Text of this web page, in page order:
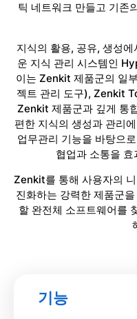
틱 네트워크 만들고 기존
지식의 활용, 공유, 생성
운 지식 관리 시스템인
이는 Zenkit 제품군의 일
젝트 관리 도구), Zenkit
Zenkit 제품군과 깊게 통
편한 지식의 생성과 관리
업무관리 기능을 바탕으
협업과 소통을
Zenkit를 통해 사용자의
진화하는 강력한 제품군
할 완전체 소프트웨어를
기능